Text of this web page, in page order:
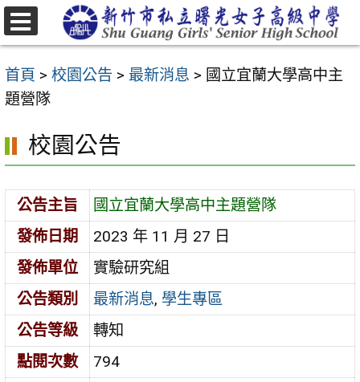
跳
至
要
內
區
首頁 > 校園公告 > 最新消息 > 國立宜蘭大學高中主
題營隊
校園公告
公告主旨
國立宜蘭大學高中主題營隊
發佈日期
2023 年 11 月 27 日
發佈單位
實驗研究組
公告類別
最新消息, 學生專區
公告等級
轉知
點閱次數
794
選
單